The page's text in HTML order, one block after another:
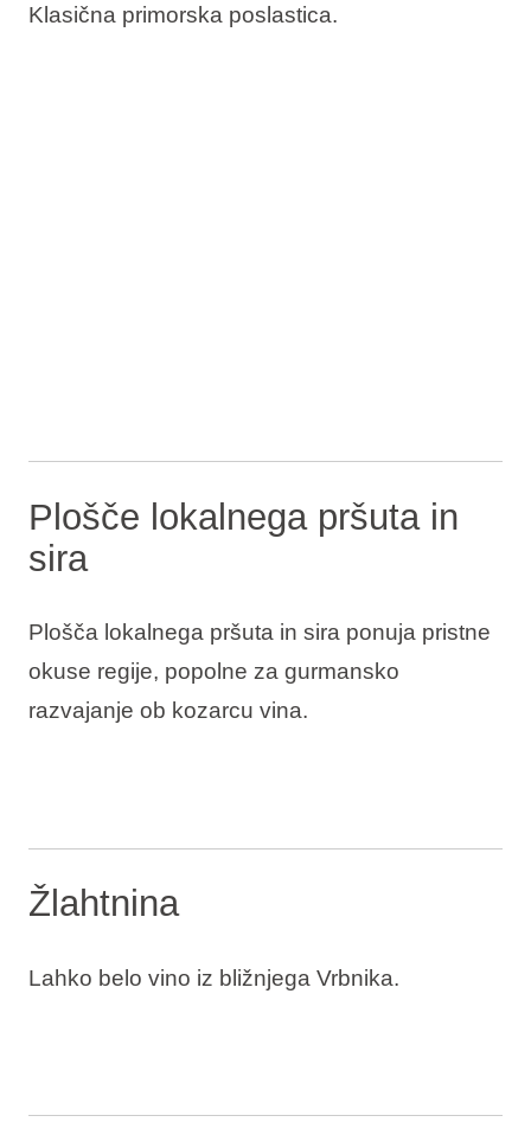
Klasična primorska poslastica.
Plošče lokalnega pršuta in
sira
Plošča lokalnega pršuta in sira ponuja pristne
okuse regije, popolne za gurmansko
razvajanje ob kozarcu vina.
Žlahtnina
Lahko belo vino iz bližnjega Vrbnika.